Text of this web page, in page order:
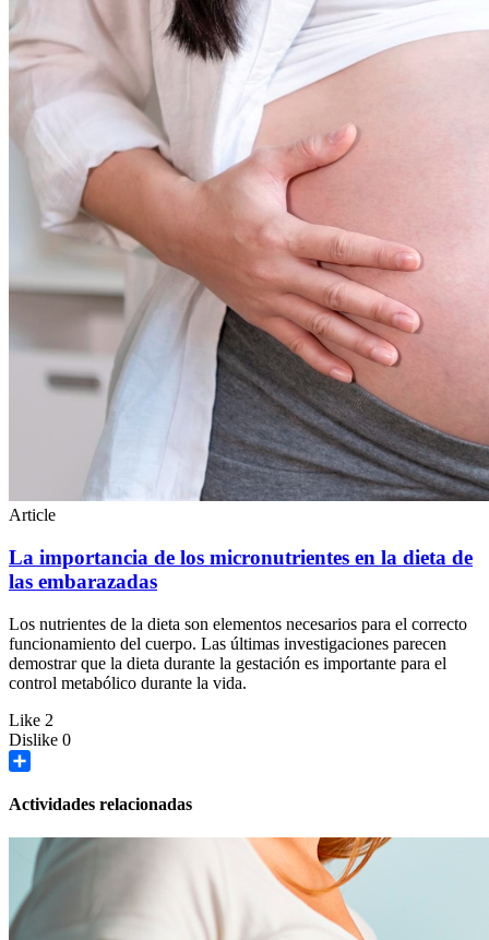
Article
La importancia de los micronutrientes en la dieta de
las embarazadas
Los nutrientes de la dieta son elementos necesarios para el correcto
funcionamiento del cuerpo. Las últimas investigaciones parecen
demostrar que la dieta durante la gestación es importante para el
control metabólico durante la vida.
Like 2
Dislike 0
Actividades relacionadas